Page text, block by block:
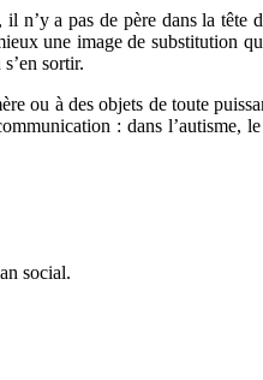
n’y a pas de père dans la
une image de substitution
sortir.
ou à des objets de toute
: dans l’autisme,
social.